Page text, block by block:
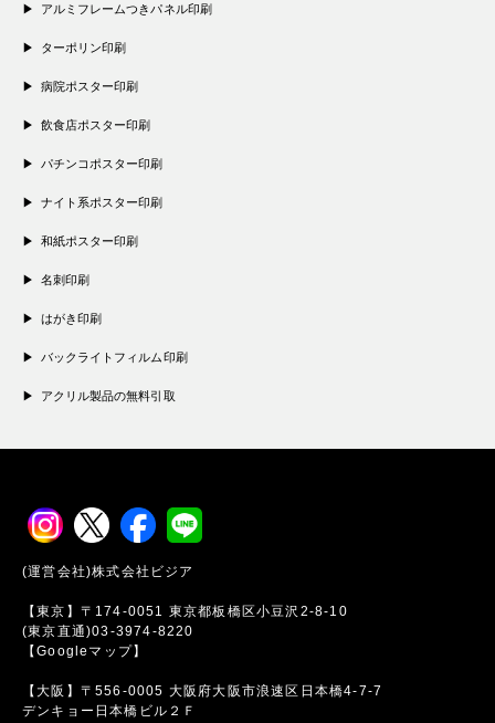
アルミフレームつきパネル印刷
ターポリン印刷
病院ポスター印刷
飲食店ポスター印刷
パチンコポスター印刷
ナイト系ポスター印刷
和紙ポスター印刷
名刺印刷
はがき印刷
バックライトフィルム印刷
アクリル製品の無料引取
(運営会社)株式会社ビジア
【東京】〒174-0051 東京都板橋区小豆沢2-8-10
(東京直通)03-3974-8220
【Googleマップ】
【大阪】〒556-0005 大阪府大阪市浪速区日本橋4-7-7
デンキョー日本橋ビル２Ｆ